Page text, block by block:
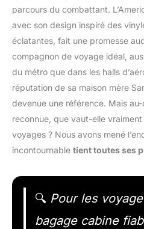
parcours du combattant.
avec son design inspiré des
éclatantes, fait une promesse
compagnon de voyage idéal,
du métro que dans les halls
réputation de sa maison mère
devenue une référence. Mais
reconnue, que vaut-elle
voyages ? Nous avons mené
incontournable tient toutes ses
🔍 Pour les
bagage cabine